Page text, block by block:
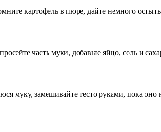
картофель в пюре, дайте немного
часть муки, добавьте яйцо, соль и
муку, замешивайте тесто руками, пока